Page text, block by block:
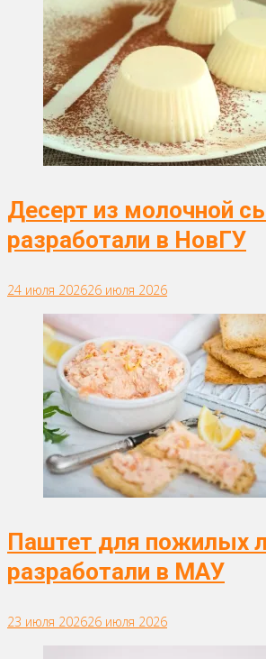
Десерт из молочной
разработали в НовГУ
24 июля 202626 июля 2026
Паштет для пожилых
разработали в МАУ
23 июля 202626 июля 2026